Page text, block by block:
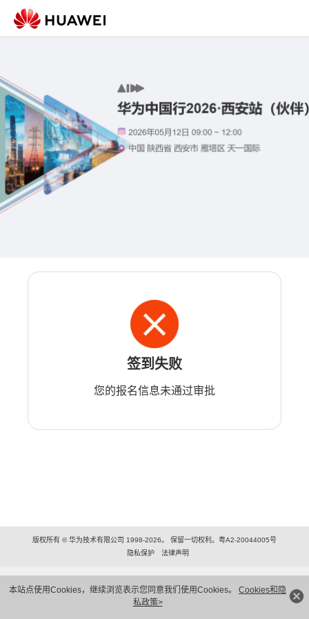
本站点使用Cookies，继续浏览表示您同意我们使用Cookies。 Cookies和隐
私政策>
签到失败
您的报名信息未通过审批
版权所有 © 华为技术有限公司 1998-2026。 保留一切权利。粤A2-20044005号
隐私保护
法律声明